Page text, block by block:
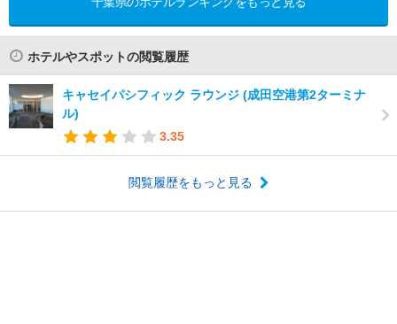
ホテルやスポットの閲覧履歴
キャセイパシフィック ラウンジ (成田空港第2ターミナ
ル)
3.35
閲覧履歴をもっと見る